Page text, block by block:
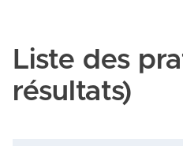
Liste des
résultats)